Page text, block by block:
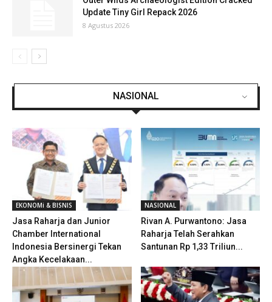
Update Tiny Girl Repack 2026
8 Agustus 2026
NASIONAL
EKONOMi & BISNIS
Jasa Raharja dan Junior
Chamber International
Indonesia Bersinergi Tekan
Angka Kecelakaan...
NASIONAL
Rivan A. Purwantono: Jasa
Raharja Telah Serahkan
Santunan Rp 1,33 Triliun...